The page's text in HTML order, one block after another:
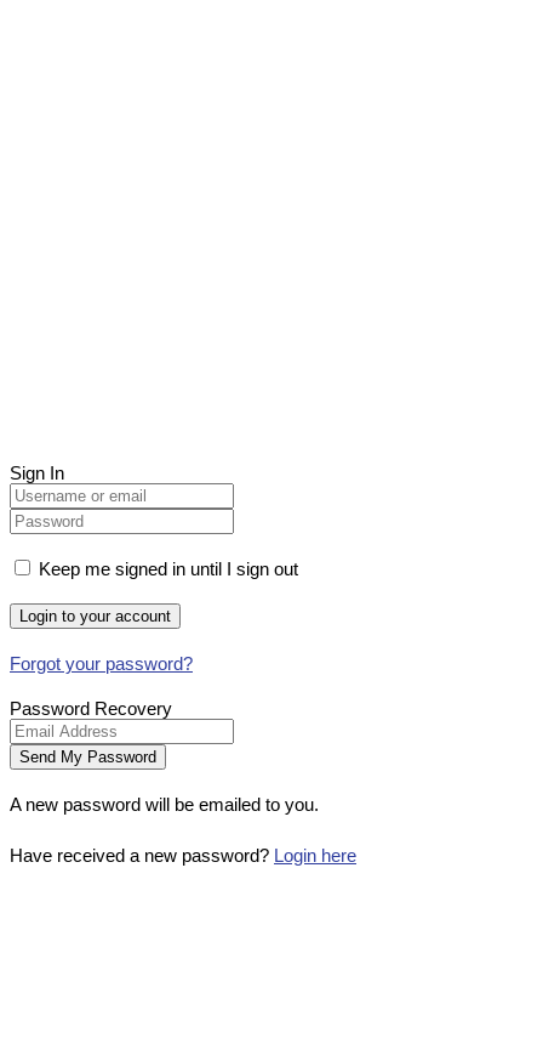
Sign In
Keep me signed in until I sign out
Forgot your password?
Password Recovery
A new password will be emailed to you.
Have received a new password? Login here